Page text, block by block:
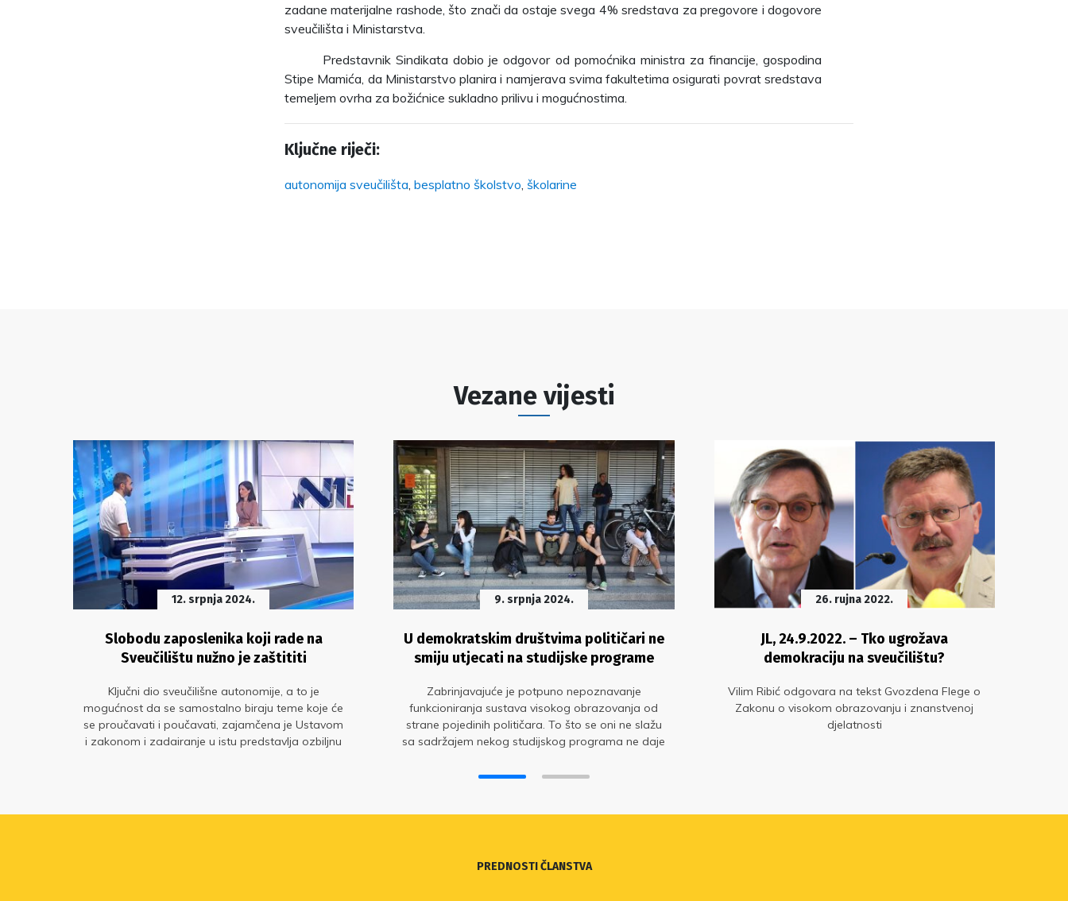
zadane materijalne rashode, što znači da ostaje svega 4% sredstava za pregovore i dogovore
sveučilišta i Ministarstva.
Predstavnik Sindikata dobio je odgovor od pomoćnika ministra za financije, gospodina
Stipe Mamića, da Ministarstvo planira i namjerava svima fakultetima osigurati povrat sredstava
temeljem ovrha za božićnice sukladno prilivu i mogućnostima.
Ključne riječi:
autonomija sveučilišta, besplatno školstvo, školarine
Vezane vijesti
12. srpnja 2024.
Slobodu zaposlenika koji rade na
Sveučilištu nužno je zaštititi
Ključni dio sveučilišne autonomije, a to je
mogućnost da se samostalno biraju teme koje će
se proučavati i poučavati, zajamčena je Ustavom
i zakonom i zadairanje u istu predstavlja ozbiljnu
9. srpnja 2024.
U demokratskim društvima političari ne
smiju utjecati na studijske programe
Zabrinjavajuće je potpuno nepoznavanje
funkcioniranja sustava visokog obrazovanja od
strane pojedinih političara. To što se oni ne slažu
sa sadržajem nekog studijskog programa ne daje
26. rujna 2022.
JL, 24.9.2022. – Tko ugrožava
demokraciju na sveučilištu?
Vilim Ribić odgovara na tekst Gvozdena Flege o
Zakonu o visokom obrazovanju i znanstvenoj
djelatnosti
PREDNOSTI ČLANSTVA